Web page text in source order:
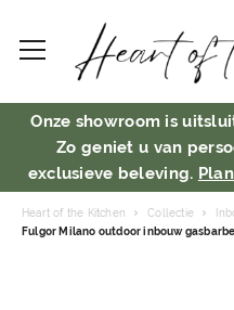
Onze showroom is
Zo geniet u van
exclusieve beleving.
Heart of the Kitchen Collectie
Fulgor Milano outdoor inbouw